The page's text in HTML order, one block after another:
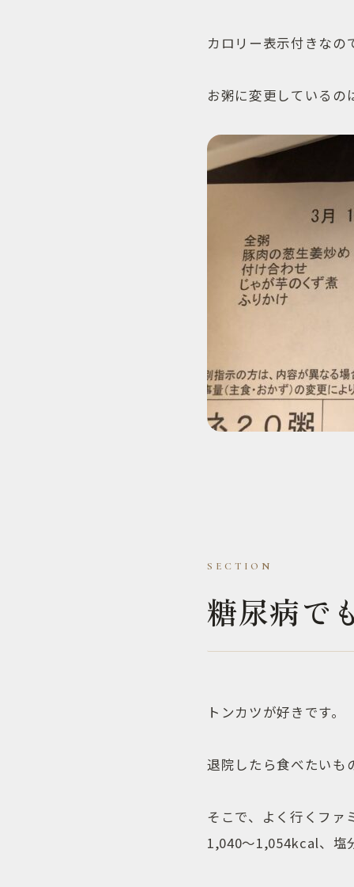
カロリー表示付きなの
お粥に変更している
糖尿病で
トンカツが好きです。
退院したら食べたいも
そこで、よく行くファ
1,040〜1,054kcal、塩